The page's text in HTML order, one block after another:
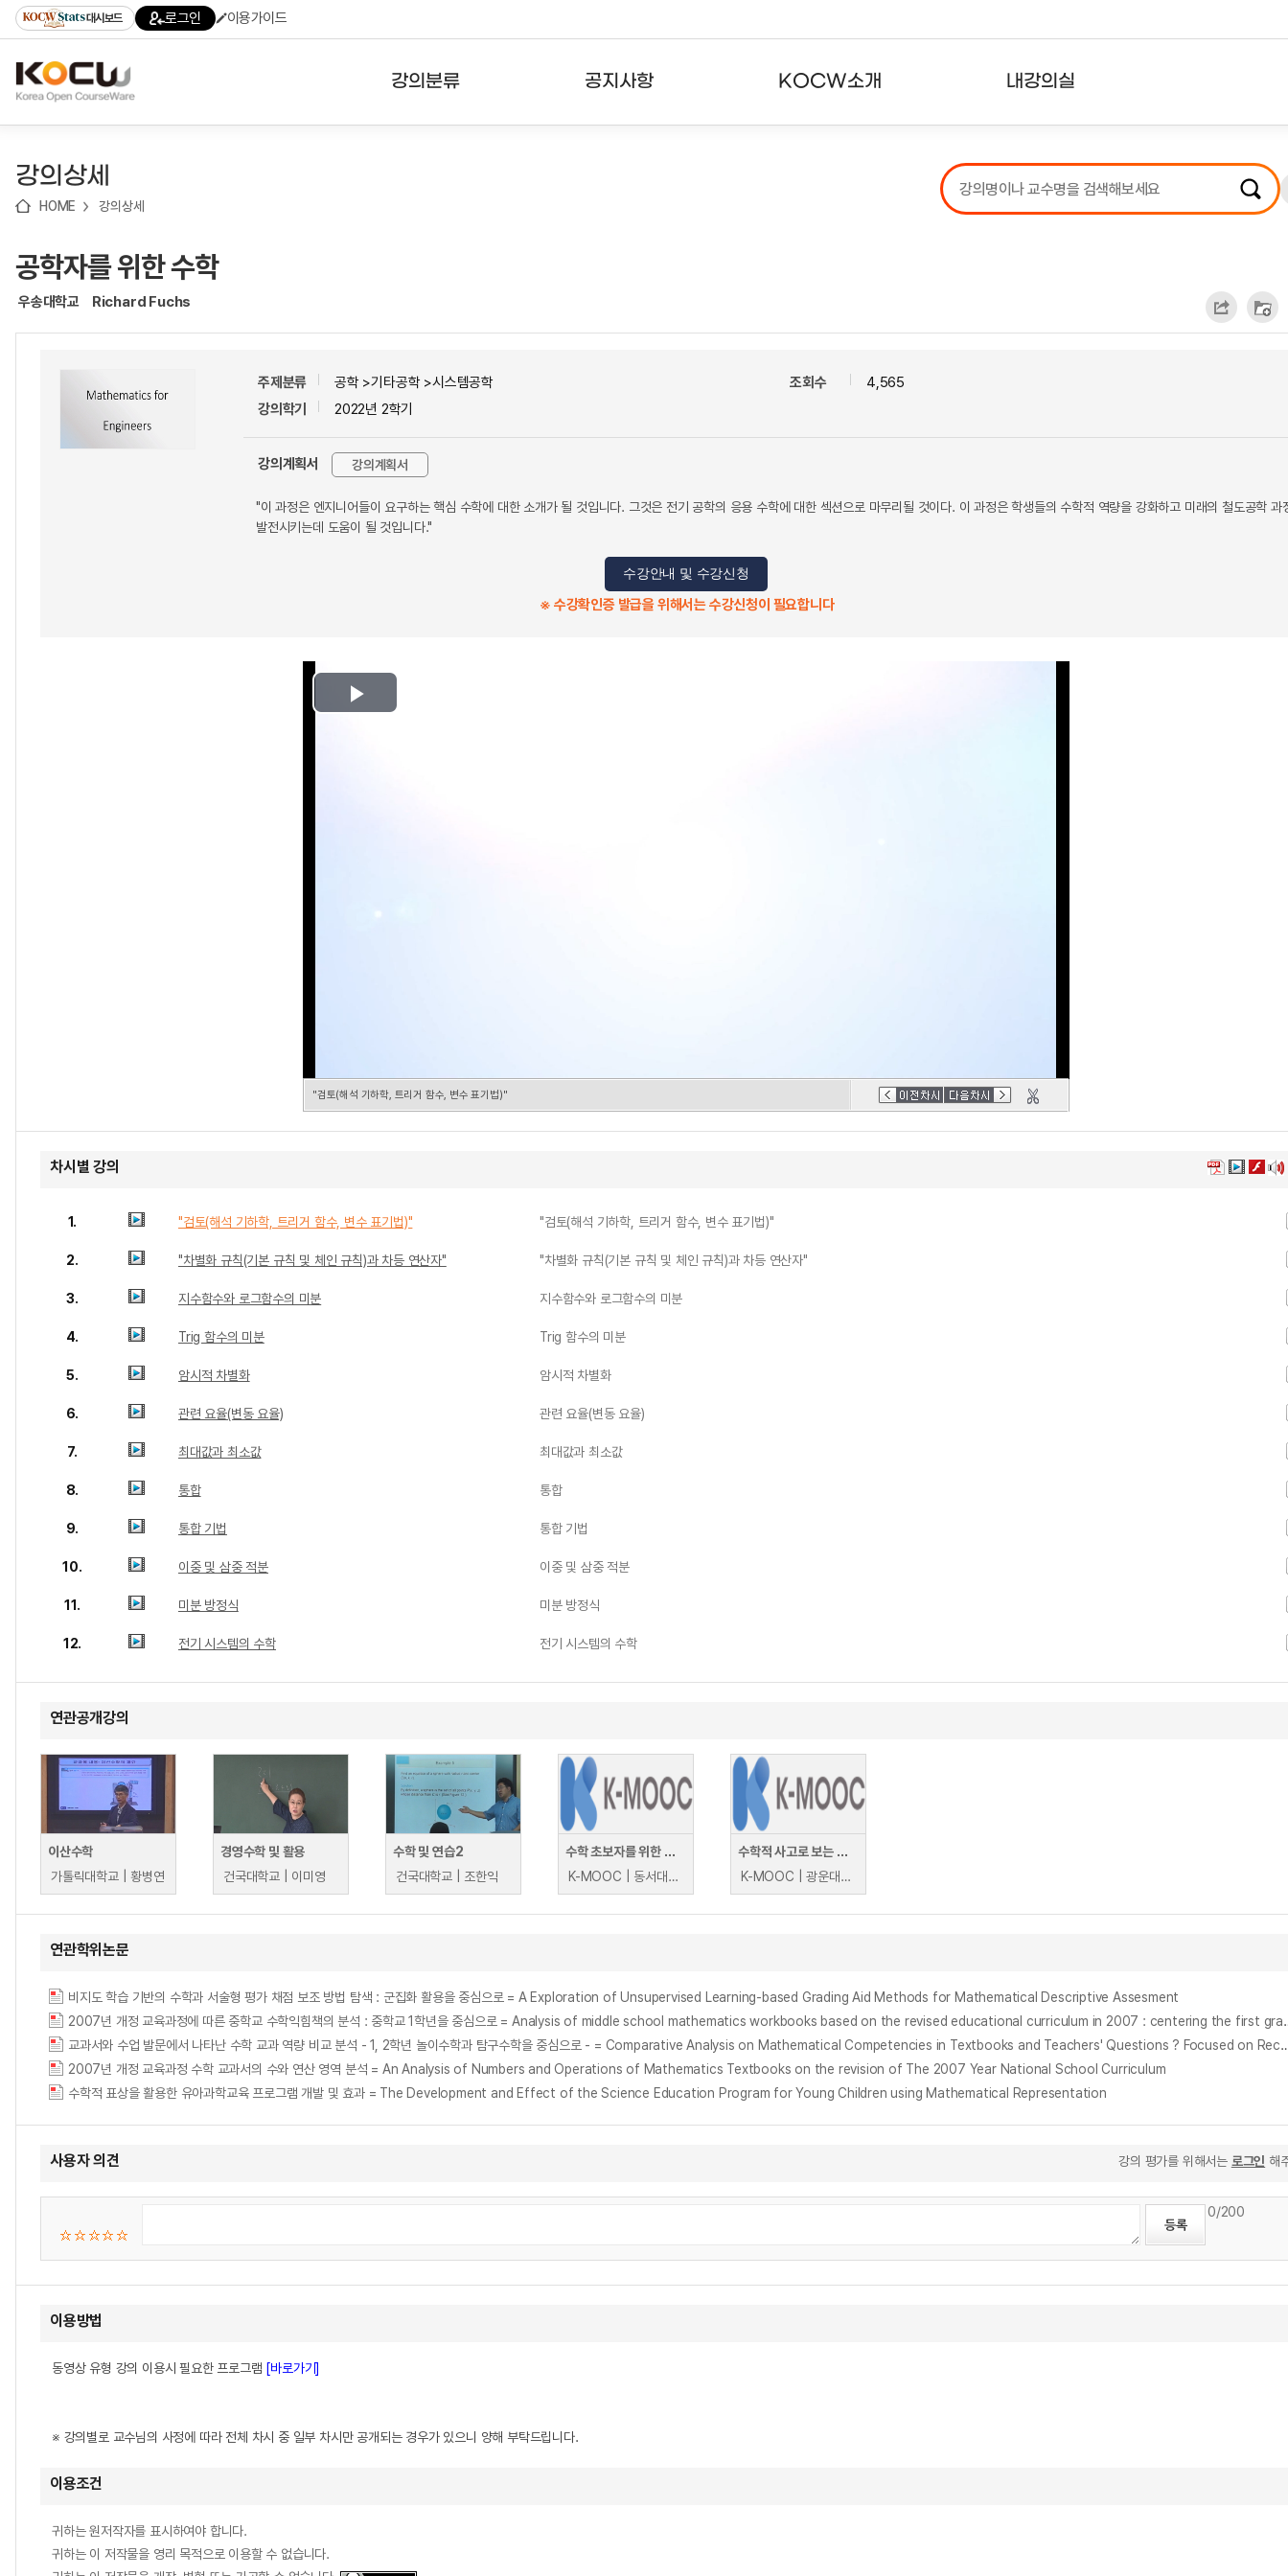
기
기
기
content)
가
대시보드 로그인 이용가이드
강의분류 공지사항 KOCW소개 내강의실
강의리스트
수강확인증강의
강의상세
HOME 강의상세
공학자를 위한 수학
우송대학교 Richard Fuchs
주제분류
공학 >기타공학 >시스템공학
강의학기
2022년 2학기
조회수 4,565
강의계획서 강의계획서
"이 과정은 엔지니어들이 요구하는 핵심 수학에 대한 소개가 될 것입니다. 그것은 전기 공학의 응용 수학에 대한 섹션으로 마무리될 것이다. 이 과정은 학생들의 수학적 역량을 강화하고 미래의 철도공학 과
발전시키는데 도움이 될 것입니다."
수강안내 및 수강신청
※ 수강확인증 발급을 위해서는 수강신청이 필요합니다
Play
"검토(해석 기하학, 트리거 함수, 변수 표기법)"
차시별 강의
1. "검토(해석 기하학, 트리거 함수, 변수 표기법)" "검토(해석 기하학, 트리거 함수, 변수 표기법)"
2. "차별화 규칙(기본 규칙 및 체인 규칙)과 차등 연산자" "차별화 규칙(기본 규칙 및 체인 규칙)과 차등 연산자"
3. 지수함수와 로그함수의 미분 지수함수와 로그함수의 미분
4. Trig 함수의 미분 Trig 함수의 미분
5. 암시적 차별화 암시적 차별화
6. 관련 요율(변동 요율) 관련 요율(변동 요율)
7. 최대값과 최소값 최대값과 최소값
8. 통합 통합
9. 통합 기법 통합 기법
10. 이중 및 삼중 적분 이중 및 삼중 적분
11. 미분 방정식 미분 방정식
12. 전기 시스템의 수학 전기 시스템의 수학
연관공개강의
이산수학
가톨릭대학교 | 황병연
경영수학 및 활용
건국대학교 | 이미영
수학 및 연습2
건국대학교 | 조한익
수학 초보자를 위한 눈으로 보는 수학
K-MOOC | 동서대학교 이민아
수학적 사고로 보는 세상
K-MOOC | 광운대학교 최종성
연관학위논문
비지도 학습 기반의 수학과 서술형 평가 채점 보조 방법 탐색 : 군집화 활용을 중심으로 = A Exploration of Unsupervised Learning-based Grading Aid Methods for Mathematical Descriptive Assesment
2007년 개정 교육과정에 따른 중학교 수학익힘책의
교과서와 수업 발문에서 나타난 수학 교과 역량 비교 분석 - 1, 2학년 놀이수학과 탐구수학을 중심으로 - = Comparative Analysis on Mathematical
2007년 개정 교육과정 수학 교과서의 수와 연산 영역 분석 = An Analysis of Numbers and Operations of Mathematics Textbooks on the revision of The 2007 Year National School Curriculum
수학적 표상을 활용한 유아과학교육 프로그램 개발 및 효과 = The Development and Effect of the Science Education Program for Young Children using Mathematical Representation
사용자 의견 강의 평가를 위해서는 로그인 해
0/200
이용방법
동영상 유형 강의 이용시 필요한 프로그램 [바로가기]
※ 강의별로 교수님의 사정에 따라 전체 차시 중 일부 차시만 공개되는 경우가 있으니 양해 부탁드립니다.
이용조건
귀하는 원저작자를 표시하여야 합니다.
귀하는 이 저작물을 영리 목적으로 이용할 수 없습니다.